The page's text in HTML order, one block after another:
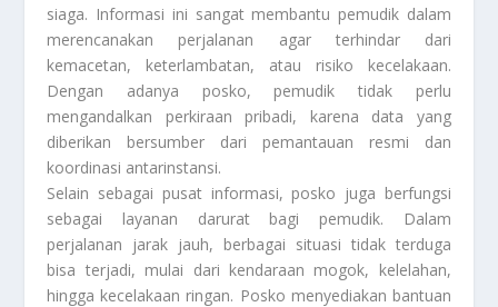
siaga. Informasi ini sangat membantu pemudik dalam
merencanakan perjalanan agar terhindar dari
kemacetan, keterlambatan, atau risiko kecelakaan.
Dengan adanya posko, pemudik tidak perlu
mengandalkan perkiraan pribadi, karena data yang
diberikan bersumber dari pemantauan resmi dan
koordinasi antarinstansi.
Selain sebagai pusat informasi, posko juga berfungsi
sebagai layanan darurat bagi pemudik. Dalam
perjalanan jarak jauh, berbagai situasi tidak terduga
bisa terjadi, mulai dari kendaraan mogok, kelelahan,
hingga kecelakaan ringan. Posko menyediakan bantuan